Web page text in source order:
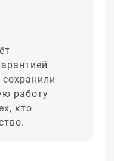
работу
кто